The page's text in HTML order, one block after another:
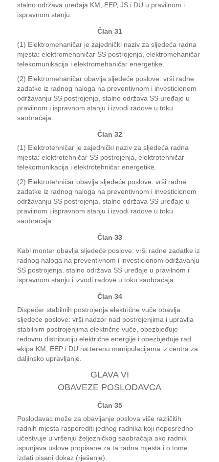
stalno održava uređaja KM, EEP, JS i DU u pravilnom i
ispravnom stanju.
Član 31
(1) Elektromehaničar je zajednički naziv za sljedeća radna
mjesta: elektromehaničar SS postrojenja, elektromehaničar
telekomunikacija i elektromehaničar energetike.
(2) Elektromehaničar obavlja sljedeće poslove: vrši radne
zadatke iz radnog naloga na preventivnom i investicionom
održavanju SS postrojenja, stalno održava SS uređaje u
pravilnom i ispravnom stanju i izvodi radove u toku
saobraćaja.
Član 32
(1) Elektrotehničar je zajednički naziv za sljedeća radna
mjesta: elektrotehničar SS postrojenja, elektrotehničar
telekomunikacija i elektrotehničar energetike.
(2) Elektrotehničar obavlja sljedeće poslove: vrši radne
zadatke iz radnog naloga na preventivnom i investicionom
održavanju SS postrojenja, stalno održava SS uređaje u
pravilnom i ispravnom stanju i izvodi radove u toku
saobraćaja.
Član 33
Kabl monter obavlja sljedeće poslove: vrši radne zadatke iz
radnog naloga na preventivnom i investicionom održavanju
SS postrojenja, stalno održava SS uređaje u pravilnom i
ispravnom stanju i izvodi radove u toku saobraćaja.
Član 34
Dispečer stabilnih postrojenja električne vuče obavlja
sljedeće poslove: vrši nadzor nad postrojenjima i upravlja
stabilnim postrojenjima električne vuče, obezbjeđuje
redovnu distribuciju električne energije i obezbjeđuje rad
ekipa KM, EEP i DU na terenu manipulacijama iz centra za
daljinsko upravljanje.
GLAVA VI
OBAVEZE POSLODAVCA
Član 35
Poslodavac može za obavljanje poslova više različitih
radnih mjesta rasporediti jednog radnika koji neposredno
učestvuje u vršenju željezničkog saobraćaja ako radnik
ispunjava uslove propisane za ta radna mjesta i o tome
izdati pisani dokaz (rješenje).